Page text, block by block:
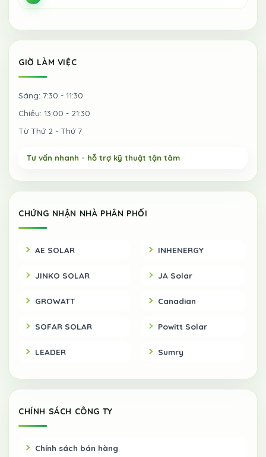
GIỜ LÀM VIỆC
Sáng: 7:30 - 11:30
Chiều: 13:00 - 21:30
Từ Thứ 2 - Thứ 7
CHỨNG NHẬN NHÀ PHÂN PHỐI
AE SOLAR
JINKO SOLAR
GROWATT
SOFAR SOLAR
LEADER
INHENERGY
JA Solar
Canadian
Powitt Solar
Sumry
CHÍNH SÁCH CÔNG TY
Chính sách bán hàng